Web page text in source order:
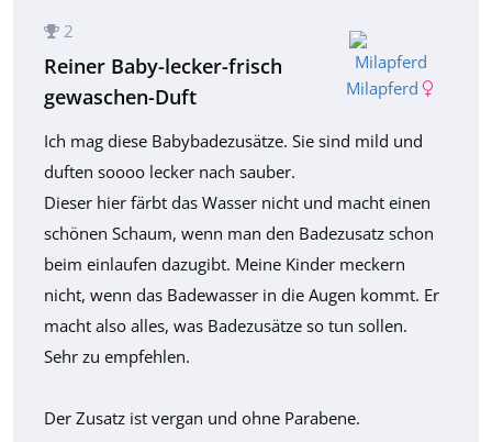
Milapferd
2
Reiner Baby-lecker-frisch
gewaschen-Duft
Ich mag diese Babybadezusätze. Sie sind mild und
duften soooo lecker nach sauber.
Dieser hier färbt das Wasser nicht und macht einen
schönen Schaum, wenn man den Badezusatz schon
beim einlaufen dazugibt. Meine Kinder meckern
nicht, wenn das Badewasser in die Augen kommt. Er
macht also alles, was Badezusätze so tun sollen.
Sehr zu empfehlen.
Der Zusatz ist vergan und ohne Parabene.